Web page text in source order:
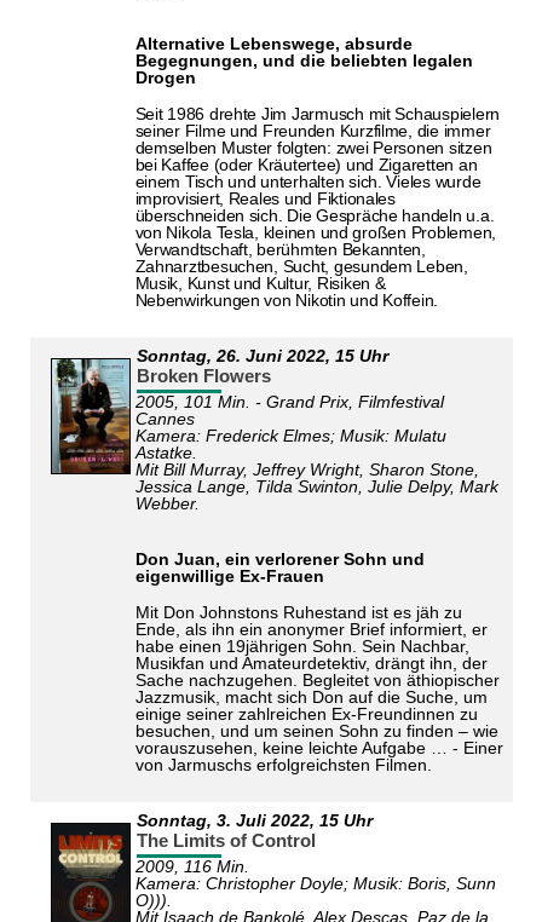
Alternative Lebenswege, absurde
Begegnungen, und die beliebten legalen
Drogen
Seit 1986 drehte Jim Jarmusch mit Schauspielern
seiner Filme und Freunden Kurzfilme, die immer
demselben Muster folgten: zwei Personen sitzen
bei Kaffee (oder Kräutertee) und Zigaretten an
einem Tisch und unterhalten sich. Vieles wurde
improvisiert, Reales und Fiktionales
überschneiden sich. Die Gespräche handeln u.a.
von Nikola Tesla, kleinen und großen Problemen,
Verwandtschaft, berühmten Bekannten,
Zahnarztbesuchen, Sucht, gesundem Leben,
Musik, Kunst und Kultur, Risiken &
Nebenwirkungen von Nikotin und Koffein.
Sonntag,26. Juni 2022, 15 Uhr
Broken Flowers
2005, 101 Min. - Grand Prix, Filmfestival
Cannes
Kamera: Frederick Elmes; Musik: Mulatu
Astatke.
Mit Bill Murray, Jeffrey Wright, Sharon Stone,
Jessica Lange, Tilda Swinton, Julie Delpy, Mark
Webber.
Don Juan, ein verlorener Sohn und
eigenwillige Ex-Frauen
Mit Don Johnstons Ruhestand ist es jäh zu
Ende, als ihn ein anonymer Brief informiert, er
habe einen 19jährigen Sohn. Sein Nachbar,
Musikfan und Amateurdetektiv, drängt ihn, der
Sache nachzugehen. Begleitet von äthiopischer
Jazzmusik, macht sich Don auf die Suche, um
einige seiner zahlreichen Ex-Freundinnen zu
besuchen, und um seinen Sohn zu finden – wie
vorauszusehen, keine leichte Aufgabe … - Einer
von Jarmuschs erfolgreichsten Filmen.
Sonntag,3. Juli 2022, 15 Uhr
The Limits of Control
2009, 116 Min.
Kamera: Christopher Doyle; Musik: Boris, Sunn
O))).
Mit Isaach de Bankolé, Alex Descas, Paz de la